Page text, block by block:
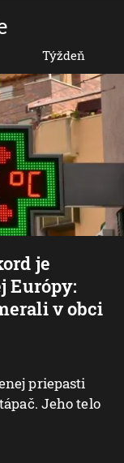
je
Európy:
v obci
priepasti
Jeho telo
Týždeň